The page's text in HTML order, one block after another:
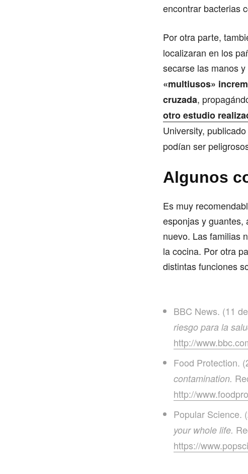
encontrar bacterias
Por otra parte,
localizaran en los
secarse las manos
«multiusos»
cruzada,
otro estudio
University,
podían ser
Algunos
Es muy
esponjas y guantes,
nuevo. Las familias
la cocina. Por otra
distintas funciones
BBC News. (11
riesgo para la
http://
Food Protection.
contamination.
http://
Popular Science.
your whole life.
https://